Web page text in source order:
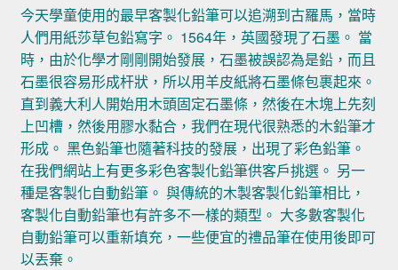
今天學童使用的最早客製化鉛筆可以追溯到古羅馬，當時
人們用紙莎草包鉛寫字。 1564年，英國發現了石墨。 當
時，由於化學才剛剛開始發展，石墨被誤認為是鉛，而且
石墨很容易形成杆狀，所以用羊皮紙將石墨條包裹起來。
直到義大利人開始用木頭固定石墨條，然後在木塊上先刻
上凹槽，然後用膠水黏合，我們在現代很熟悉的木鉛筆才
形成。 黑色鉛筆也隨著科技的發展，出現了彩色鉛筆。
在我們網站上有更多彩色客製化鉛筆供客戶挑選。 另一
種是客製化自動鉛筆。 與傳統的木製客製化鉛筆相比，
客製化自動鉛筆也有許多不一樣的類型。 大多數客製化
自動鉛筆可以重新填充，一些便宜的禮品筆在使用後即可
以丟棄。